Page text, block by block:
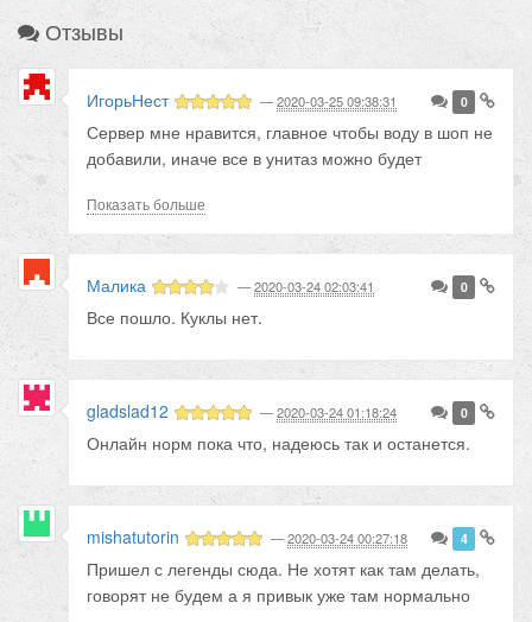
— Версия: 4.6
— Сборка сервера: 100%-реализация (официальная
сборка)
— Базовые рейты: x1
— Игровой магазин, не влияющий на игровой баланс
Мы постарались воссоздать старый добрый Aion на
лучшей версии 4.6 и рейтах x1.
Приходите и играйте!
Отзывы
ИгорьНест —2020-03-25 09:38:31 0
Сервер мне нравится, главное чтобы воду в шоп не
добавили, иначе все в унитаз можно будет
Показать больше
Малика —2020-03-24 02:03:41 0
Все пошло. Куклы нет.
gladslad12 —2020-03-24 01:18:24 0
Онлайн норм пока что, надеюсь так и останется.
mishatutorin —2020-03-24 00:27:18 4
Пришел с легенды сюда. Не хотят как там делать,
говорят не будем а я привык уже там нормально